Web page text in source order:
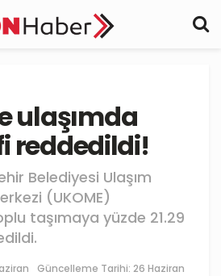
ulaşımda
reddedildi!
Belediyesi Ulaşım
(UKOME)
taşımaya yüzde 21.29
Güncelleme Tarihi: 26 Haziran